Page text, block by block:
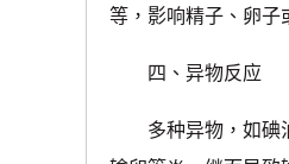
等，影响精子、卵子
四、异物反应
多种异物，如碘油